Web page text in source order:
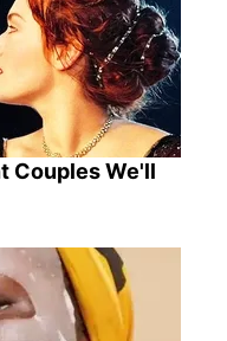
Couples We'll